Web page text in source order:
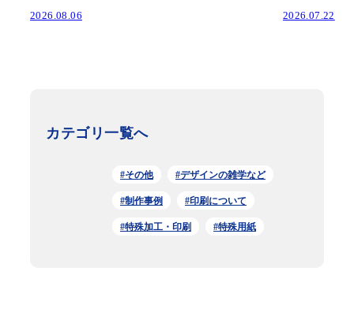
2026.08.06 2026.07.22
カテゴリ一覧へ
#その他 #デザインの雑学など
#制作事例 #印刷について
#特殊加工・印刷 #特殊用紙